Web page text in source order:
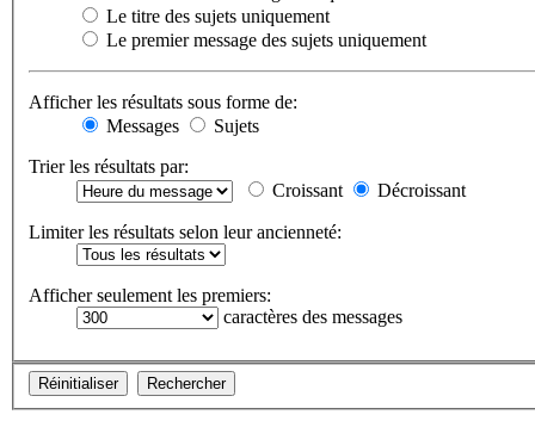
Le titre des sujets uniquement
Le premier message des sujets uniquement
Afficher les résultats sous forme de:
Messages
Sujets
Trier les résultats par:
Croissant
Décroissant
Limiter les résultats selon leur ancienneté:
Afficher seulement les premiers:
caractères des messages